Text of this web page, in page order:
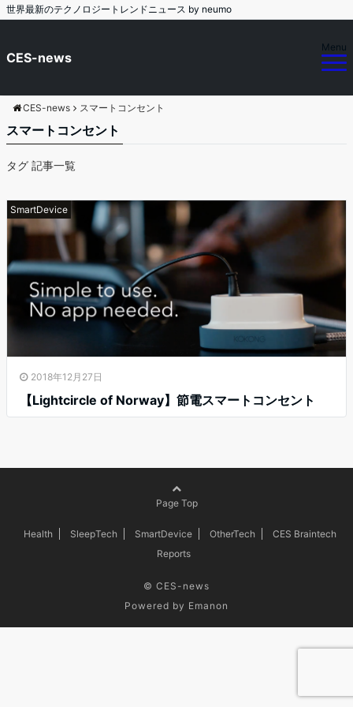
世界最新のテクノロジートレンドニュース by neumo
CES-news
Menu
CES-news スマートコンセント
スマートコンセント
タグ 記事一覧
SmartDevice
2018年12月27日
【Lightcircle of Norway】節電スマートコンセント
Page Top
Health SleepTech SmartDevice OtherTech
CES Braintech
Reports
© CES-news
Powered by Emanon